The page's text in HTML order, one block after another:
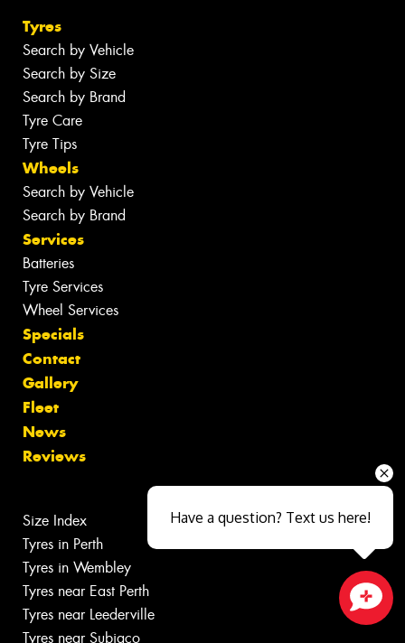
Tyres
Search by Vehicle
Search by Size
Search by Brand
Tyre Care
Tyre Tips
Wheels
Search by Vehicle
Search by Brand
Services
Batteries
Tyre Services
Wheel Services
Specials
Contact
Gallery
Fleet
News
Reviews
Size Index
Tyres in Perth
Tyres in Wembley
Tyres near East Perth
Tyres near Leederville
Tyres near Subiaco
Close sales faster
Have a question? Text us here!